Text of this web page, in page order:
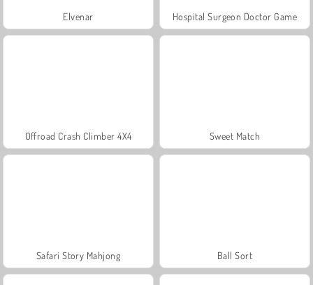
Elvenar Hospital Surgeon Doctor Game
Offroad Crash Climber 4X4 Sweet Match
Safari Story Mahjong Ball Sort